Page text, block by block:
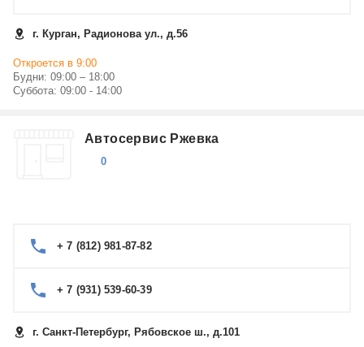
г. Курган, Радионова ул., д.56
Откроется в 9:00
Будни: 09:00 – 18:00
Суббота: 09:00 - 14:00
Автосервис Ржевка
0
+ 7 (812) 981-87-82
+ 7 (931) 539-60-39
г. Санкт-Петербург, Рябовское ш., д.101